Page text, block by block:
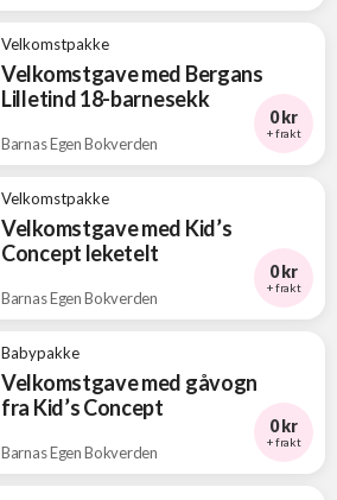
Velkomstpakke
Velkomstgave med Bergans
Lilletind 18-barnesekk
Barnas Egen Bokverden
0 kr
+ frakt
Velkomstpakke
Velkomstgave med Kid’s
Concept leketelt
Barnas Egen Bokverden
0 kr
+ frakt
Babypakke
Velkomstgave med gåvogn
fra Kid’s Concept
Barnas Egen Bokverden
0 kr
+ frakt